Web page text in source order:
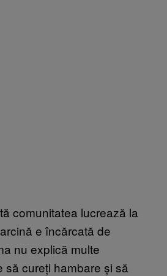
comunitatea lucrează la
e încărcată de
nu explică multe
să cureți hambare și să